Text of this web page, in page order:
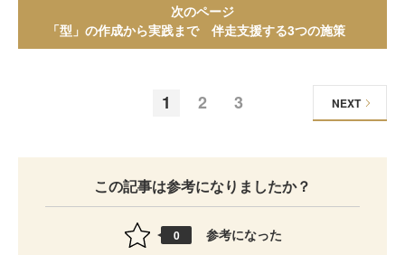
次のページ
「型」の作成から実践まで 伴走支援する3つの施策
1 2 3 NEXT
この記事は参考になりましたか？
0 参考になった